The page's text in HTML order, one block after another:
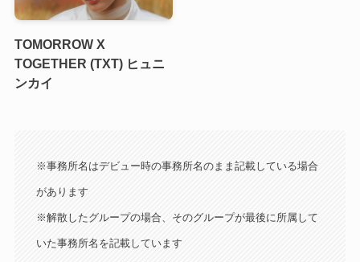
TOMORROW X
TOGETHER (TXT) ヒュニ
ンカイ
※事務所名はデビュー時の事務所名のまま記載している場合
があります
※解散したグループの場合、そのグループが最後に所属して
いた事務所名を記載しています